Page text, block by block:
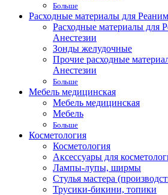
Больше
Расходные материалы для
Расходные материалы для
Анестезии
Зонды желудочные
Прочие расходные
Анестезии
Больше
Мебель медицинская
Мебель медицинская
Мебель
Больше
Косметология
Косметология
Аксессуары для
Лампы-лупы, ширмы
Стулья мастера
Трусики-бикини, топики